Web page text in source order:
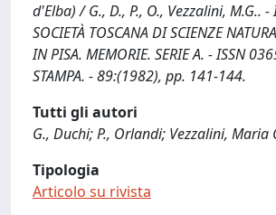
d'Elba) / G., D., P., O., Vezzalini, M.G.. -
SOCIETÀ TOSCANA DI SCIENZE
IN PISA. MEMORIE. SERIE A. - ISSN
STAMPA. - 89:(1982), pp. 141-144.
Tutti gli autori
G., Duchi; P., Orlandi; Vezzalini, Maria
Tipologia
Articolo su rivista